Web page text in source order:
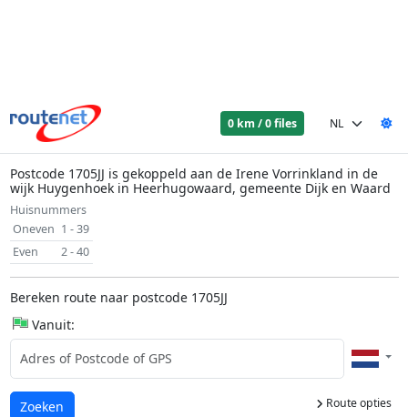
0 km / 0 files
Postcode 1705JJ is gekoppeld aan de Irene Vorrinkland in de
wijk Huygenhoek in Heerhugowaard, gemeente Dijk en Waard
Huisnummers
Oneven 1 - 39
Even
2 - 40
Bereken route naar postcode 1705JJ
Vanuit:
Route opties
Laden...
Zoeken